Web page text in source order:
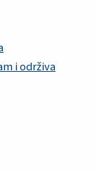
i održiva